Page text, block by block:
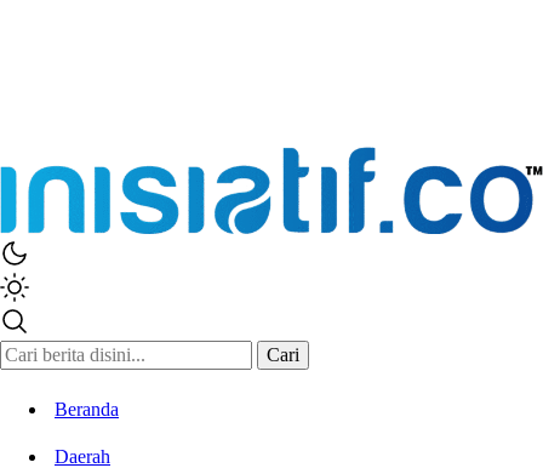
Cari
Beranda
Daerah